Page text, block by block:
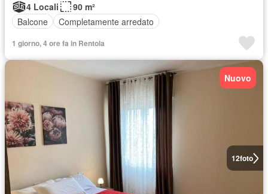
4 Locali
90 m²
Balcone
Completamente arredato
1 giorno, 4 ore fa in Rentola
12foto
Nuovo